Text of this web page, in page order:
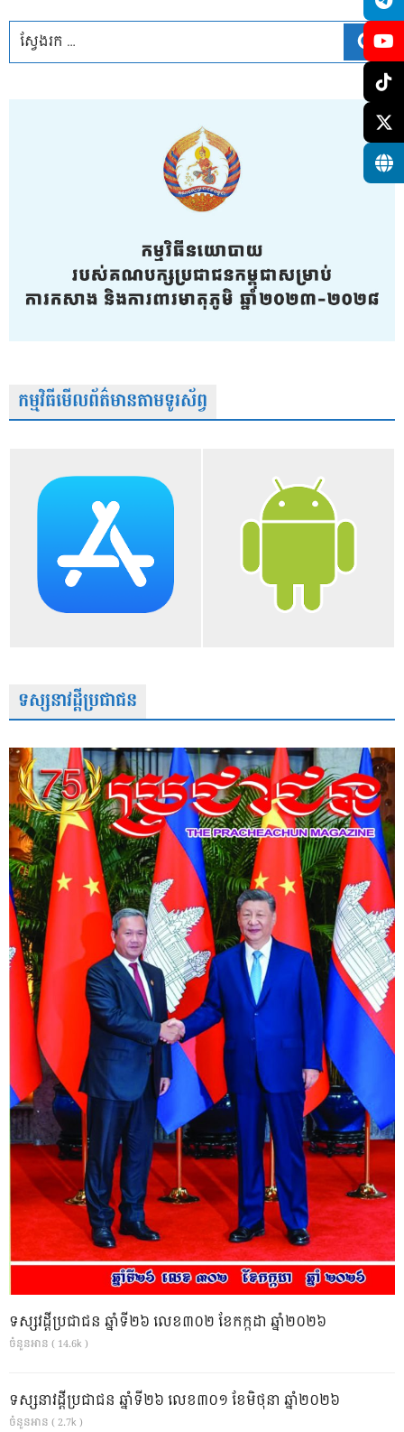
ស្វែ
កម្មវិធីមើលព័ត៌មានតាមទូរស័ព្វ
ទស្សនាវដ្តីប្រជាជន
ទស្សវដ្តីប្រជាជន ឆ្នាំទី២៦ លេខ៣០២ ខែកក្កដា ឆ្នាំ២០២៦
ចំនួនអាន ( 14.6k )
ទស្សនាវដ្ដីប្រជាជន ឆ្នាំទី២៦ លេខ៣០១ ខែមិថុនា ឆ្នាំ២០២៦
ចំនួនអាន ( 2.7k )